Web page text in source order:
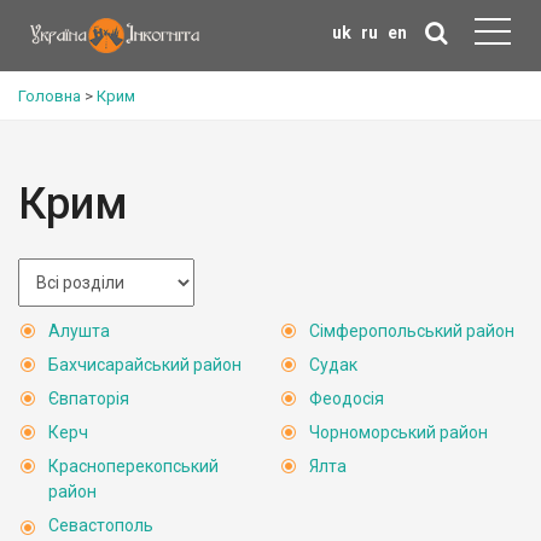
uk ru en
Головна > Крим
Крим
Алушта
Бахчисарайський район
Євпаторія
Керч
Красноперекопський
район
Севастополь
Сімферопольський район
Судак
Феодосія
Чорноморський район
Ялта